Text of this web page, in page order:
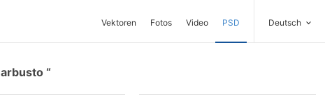
Vektoren Fotos Video PSD Deutsch
arbusto